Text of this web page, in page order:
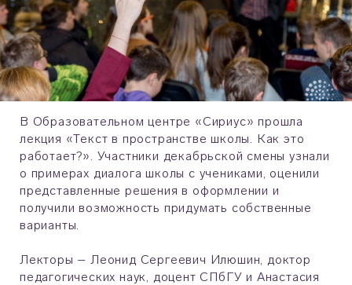
В Образовательном центре «Сириус» прошла
лекция «Текст в пространстве школы. Как это
работает?». Участники декабрьской смены узнали
о примерах диалога школы с учениками, оценили
представленные решения в оформлении и
получили возможность придумать собственные
варианты.
Лекторы – Леонид Сергеевич Илюшин, доктор
педагогических наук, доцент СПбГУ и Анастасия